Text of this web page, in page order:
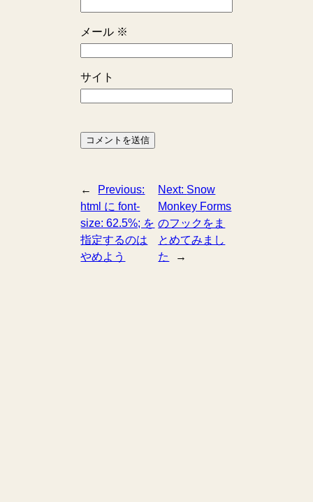
メール ※
サイト
←
Previous:
html に font-
size: 62.5%; を
指定するのは
やめよう
Next: Snow
Monkey Forms
のフックをま
とめてみまし
た
→